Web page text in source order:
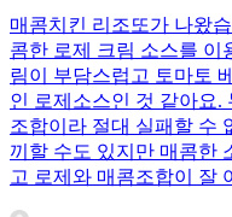
매콤치킨 리조또가 나왔
콤한 로제 크림 소스를 이
림이 부담스럽고 토마토
인 로제소스인 것 같아요.
조합이라 절대 실패할 수
끼할 수도 있지만 매콤한
고 로제와 매콤조합이 잘